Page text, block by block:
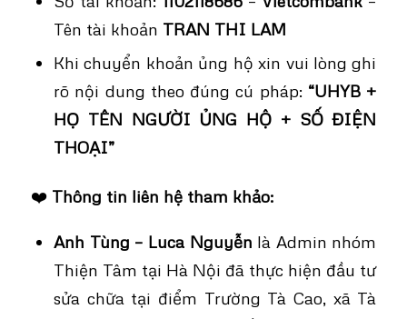
Tên tài khoản TRAN THI LAM
Khi chuyển khoản ủng hộ xin vui lòng ghi
rõ nội dung theo đúng cú pháp: “UHYB +
HỌ TÊN NGƯỜI ỦNG HỘ + SỐ ĐIỆN
THOẠI”
❤️ Thông tin liên hệ tham khảo:
Anh Tùng – Luca Nguyễn là Admin nhóm
Thiện Tâm tại Hà Nội đã thực hiện đầu tư
sửa chữa tại điểm Trường Tà Cao, xã Tà